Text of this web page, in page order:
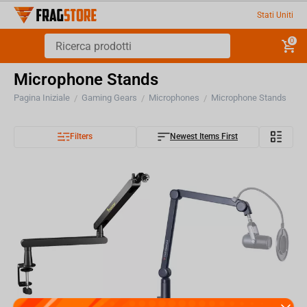
Stati Uniti
0
Microphone Stands
Pagina Iniziale / Gaming Gears / Microphones / Microphone Stands
Filters Newest Items First